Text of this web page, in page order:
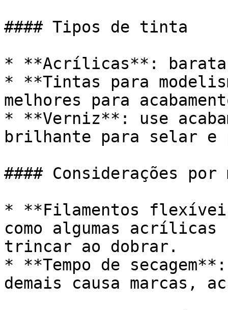
#### Tipos de tinta
* **Acrílicas**:
* **Tintas para
melhores para
* **Verniz**: use
brilhante para selar e
#### Considerações
* **Filamentos
como algumas acrílicas
trincar ao dobrar.
* **Tempo de
demais causa marcas,